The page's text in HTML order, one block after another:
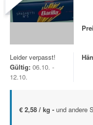
Leider verpasst!
Gültig: 06.10. -
12.10.
€ 2,58 / kg - und andere